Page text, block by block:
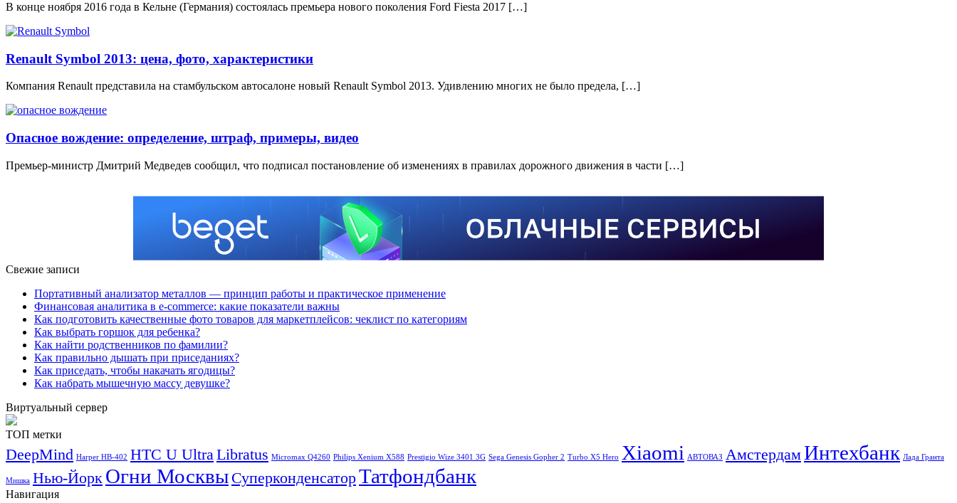
В конце ноября 2016 года в Кельне (Германия) состоялась премьера нового поколения Ford Fiesta 2017 […]
Renault Symbol 2013: цена, фото, характеристики
Компания Renault представила на стамбульском автосалоне новый Renault Symbol 2013. Удивлению многих не было предела, […]
Опасное вождение: определение, штраф, примеры, видео
Премьер-министр Дмитрий Медведев сообщил, что подписал постановление об изменениях в правилах дорожного движения в части […]
Свежие записи
Портативный анализатор металлов — принцип работы и практическое применение
Финансовая аналитика в e-commerce: какие показатели важны
Как подготовить качественные фото товаров для маркетплейсов: чеклист по категориям
Как выбрать горшок для ребенка?
Как найти родственников по фамилии?
Как правильно дышать при приседаниях?
Как приседать, чтобы накачать ягодицы?
Как набрать мышечную массу девушке?
Виртуальный сервер
ТОП метки
DeepMind Harper HB-402 HTC U UltraLibratus Micromax Q4260 Philips Xenium X588 Prestigio Wize 3401 3G Sega Genesis Gopher 2 Turbo X5 Hero Xiaomi АВТОВАЗ АмстердамИнтехбанк Лада Гранта
Мишка Нью-Йорк Огни Москвы СуперконденсаторТатфондбанк
Навигация